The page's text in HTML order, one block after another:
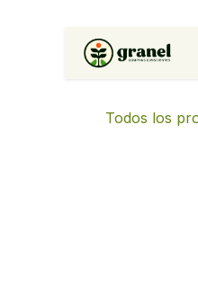
Ir al contenido
Todos los